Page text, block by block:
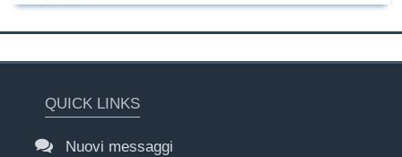
QUICK LINKS
Nuovi messaggi